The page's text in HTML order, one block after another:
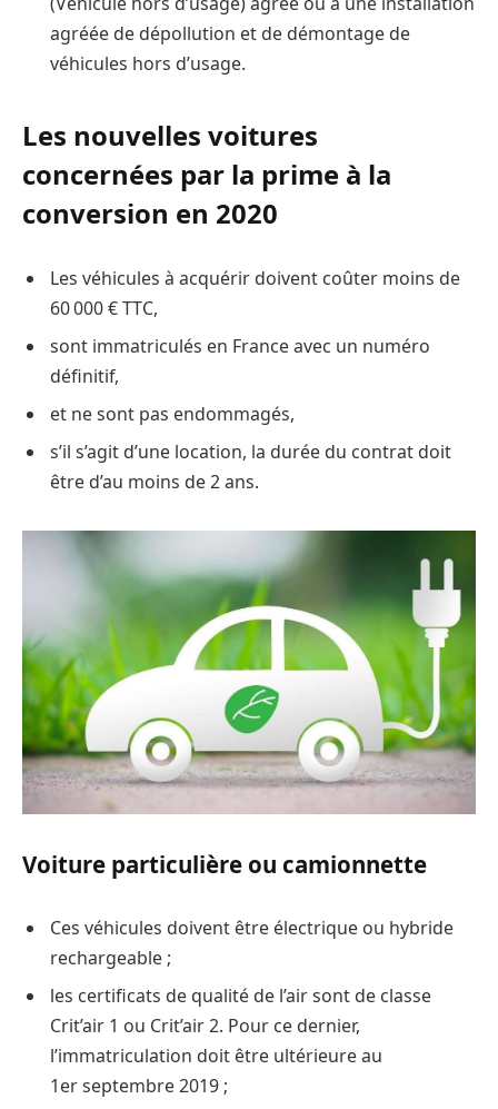
agréée de dépollution et de démontage de
véhicules hors d’usage.
Les nouvelles voitures
concernées par la prime à la
conversion en 2020
Les véhicules à acquérir doivent coûter moins de
60 000 € TTC,
sont immatriculés en France avec un numéro
définitif,
et ne sont pas endommagés,
s’il s’agit d’une location, la durée du contrat doit
être d’au moins de 2 ans.
Voiture particulière ou camionnette
Ces véhicules doivent être électrique ou hybride
rechargeable ;
les certificats de qualité de l’air sont de classe
Crit’air 1 ou Crit’air 2. Pour ce dernier,
l’immatriculation doit être ultérieure au
1er septembre 2019 ;